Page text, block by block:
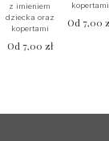
z imieniem
dziecka oraz
kopertami
Od 7,00 zł
kopertami
Od 7,00